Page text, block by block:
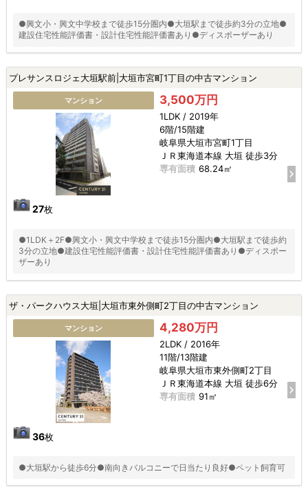
●興文小・興文中学校まで徒歩15分圏内●大垣駅まで徒歩約3分の立地●
建設住宅性能評価書・設計住宅性能評価書あり●ディスポーザーあり
プレサンスロジェ大垣駅前|大垣市宮町1丁目の中古マンション
マンション
27枚
3,500万円
1LDK / 2019年
6階/15階建
岐阜県大垣市宮町1丁目
ＪＲ東海道本線 大垣 徒歩3分
専有面積 68.24㎡
●1LDK＋2F●興文小・興文中学校まで徒歩15分圏内●大垣駅まで徒歩約
3分の立地●建設住宅性能評価書・設計住宅性能評価書あり●ディスポー
ザーあり
ザ・パークハウス大垣|大垣市東外側町2丁目の中古マンション
マンション
36枚
4,280万円
2LDK / 2016年
11階/13階建
岐阜県大垣市東外側町2丁目
ＪＲ東海道本線 大垣 徒歩6分
専有面積 91㎡
●大垣駅から徒歩6分●南向きバルコニーで日当たり良好●ペット飼育可